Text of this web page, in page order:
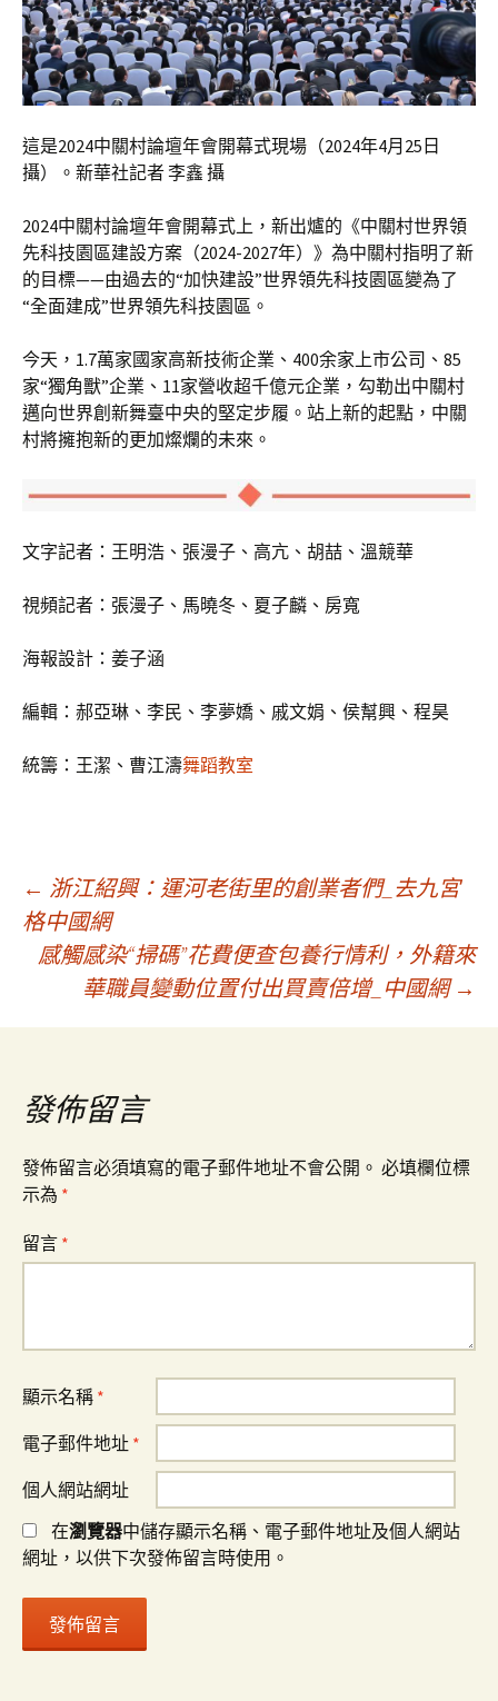
這是2024中關村論壇年會開幕式現場（2024年4月25日
攝）。新華社記者 李鑫 攝
2024中關村論壇年會開幕式上，新出爐的《中關村世界領
先科技園區建設方案（2024-2027年）》為中關村指明了新
的目標——由過去的“加快建設”世界領先科技園區變為了
“全面建成”世界領先科技園區。
今天，1.7萬家國家高新技術企業、400余家上市公司、85
家“獨角獸”企業、11家營收超千億元企業，勾勒出中關村
邁向世界創新舞臺中央的堅定步履。站上新的起點，中關
村將擁抱新的更加燦爛的未來。
文字記者：王明浩、張漫子、高亢、胡喆、溫競華
視頻記者：張漫子、馬曉冬、夏子麟、房寬
海報設計：姜子涵
編輯：郝亞琳、李民、李夢嬌、戚文娟、侯幫興、程昊
統籌：王潔、曹江濤舞蹈教室
文
章
導
覽
← 浙江紹興：運河老街里的創業者們_去九宮
格中國網
感觸感染“掃碼”花費便查包養行情利，外籍來
華職員變動位置付出買賣倍增_中國網 →
發佈留言
發佈留言必須填寫的電子郵件地址不會公開。 必填欄位標
示為 *
留言 *
顯示名稱 *
電子郵件地址 *
個人網站網址
在瀏覽器中儲存顯示名稱、電子郵件地址及個人網站
網址，以供下次發佈留言時使用。